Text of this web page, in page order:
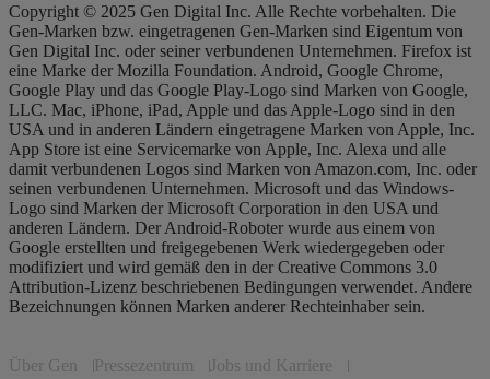
Copyright © 2025 Gen Digital Inc. Alle Rechte vorbehalten. Die
Gen-Marken bzw. eingetragenen Gen-Marken sind Eigentum von
Gen Digital Inc. oder seiner verbundenen Unternehmen. Firefox ist
eine Marke der Mozilla Foundation. Android, Google Chrome,
Google Play und das Google Play-Logo sind Marken von Google,
LLC. Mac, iPhone, iPad, Apple und das Apple-Logo sind in den
USA und in anderen Ländern eingetragene Marken von Apple, Inc.
App Store ist eine Servicemarke von Apple, Inc. Alexa und alle
damit verbundenen Logos sind Marken von Amazon.com, Inc. oder
seinen verbundenen Unternehmen. Microsoft und das Windows-
Logo sind Marken der Microsoft Corporation in den USA und
anderen Ländern. Der Android-Roboter wurde aus einem von
Google erstellten und freigegebenen Werk wiedergegeben oder
modifiziert und wird gemäß den in der Creative Commons 3.0
Attribution-Lizenz beschriebenen Bedingungen verwendet. Andere
Bezeichnungen können Marken anderer Rechteinhaber sein.
Über Gen Pressezentrum
Jobs und Karriere